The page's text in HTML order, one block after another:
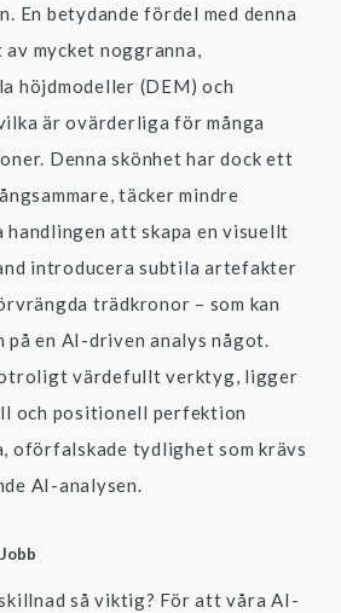
En betydande fördel med denna
av mycket noggranna,
höjdmodeller (DEM) och
är ovärderliga för många
Denna skönhet har dock ett
täcker mindre
handlingen att skapa en visuellt
introducera subtila artefakter
trädkronor – som kan
en AI-driven analys något.
värdefullt verktyg, ligger
och positionell perfektion
oförfalskade tydlighet som krävs
AI-analysen.
så viktig? För att våra AI-